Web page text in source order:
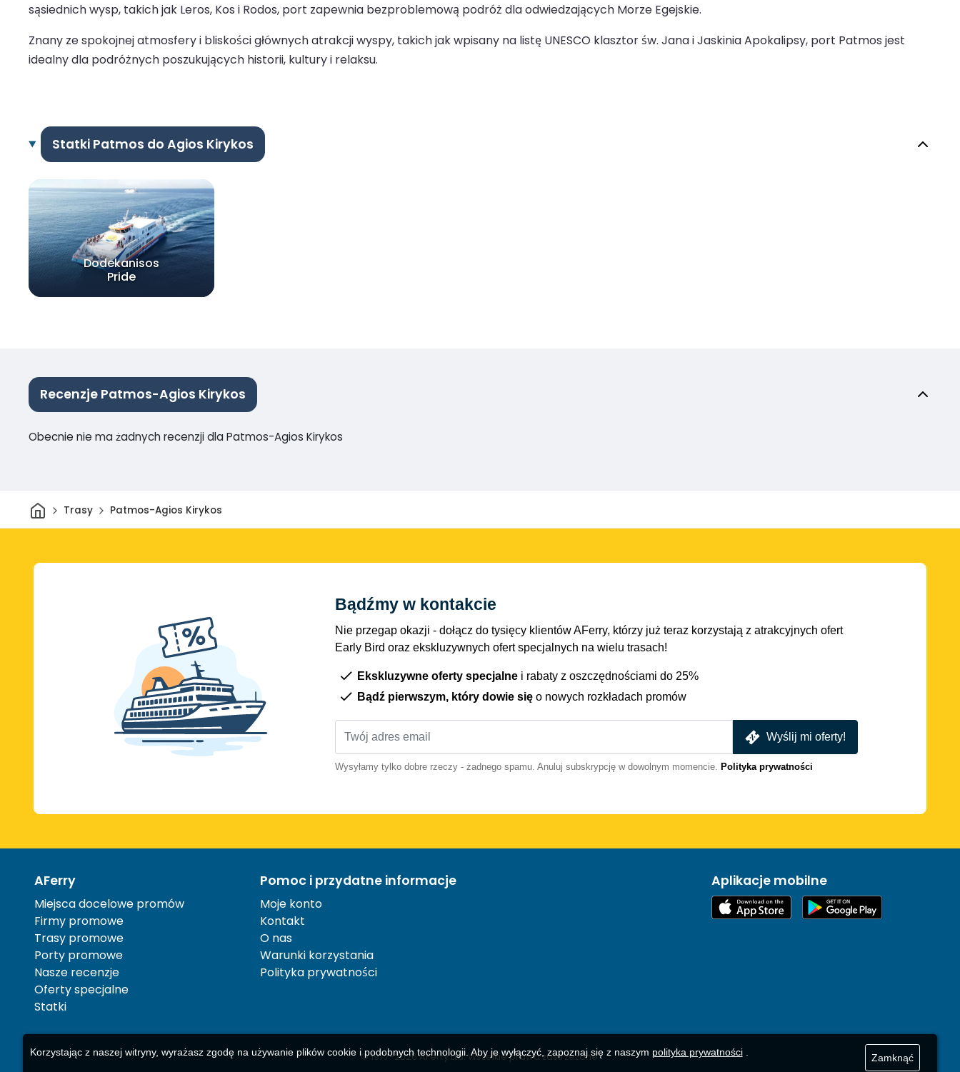
sąsiednich wysp, takich jak Leros, Kos i Rodos, port zapewnia bezproblemową podróż dla odwiedzających Morze Egejskie.
Znany ze spokojnej atmosfery i bliskości głównych atrakcji wyspy, takich jak wpisany na listę UNESCO klasztor św. Jana i Jaskinia Apokalipsy, port Patmos jest
idealny dla podróżnych poszukujących historii, kultury i relaksu.
Statki Patmos do Agios Kirykos
Dodekanisos
Pride
Recenzje Patmos-Agios Kirykos
Obecnie nie ma żadnych recenzji dla Patmos-Agios Kirykos
DomTrasy Patmos-Agios Kirykos
Bądźmy w kontakcie
Nie przegap okazji - dołącz do tysięcy klientów AFerry, którzy już teraz korzystają z atrakcyjnych ofert
Early Bird oraz ekskluzywnych ofert specjalnych na wielu trasach!
Ekskluzywne oferty specjalne i rabaty z oszczędnościami do 25%
Bądź pierwszym, który dowie się o nowych rozkładach promów
Wyślij mi oferty!
Wysyłamy tylko dobre rzeczy - żadnego spamu. Anuluj subskrypcję w dowolnym momencie. Polityka prywatności
AFerry
Miejsca docelowe promów
Firmy promowe
Trasy promowe
Porty promowe
Nasze recenzje
Oferty specjalne
Statki
Pomoc i przydatne informacje
Moje konto
Kontakt
O nas
Warunki korzystania
Polityka prywatności
Aplikacje mobilne
© 1977-2026AFerry Ltd. Wszelkie prawa zastrzeżone.
Korzystając z naszej witryny, wyrażasz zgodę na używanie plików cookie i podobnych technologii. Aby je wyłączyć, zapoznaj się z naszym polityka prywatności. Zamknąć